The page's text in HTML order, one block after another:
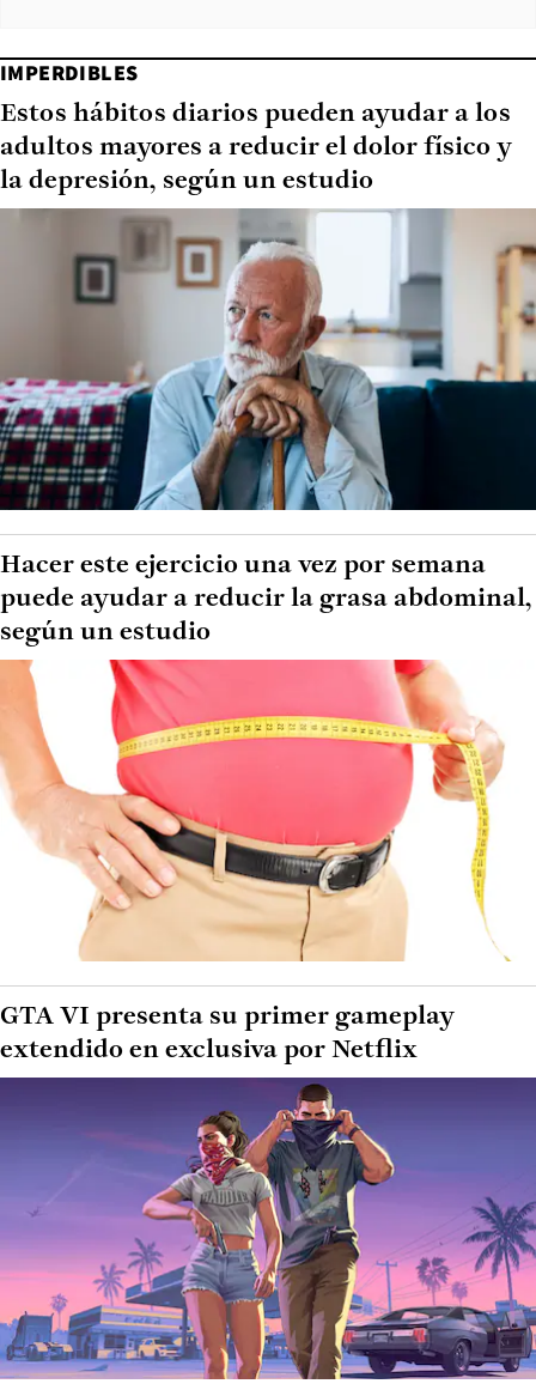
IMPERDIBLES
Estos hábitos diarios pueden ayudar a los
adultos mayores a reducir el dolor físico y
la depresión, según un estudio
Hacer este ejercicio una vez por semana
puede ayudar a reducir la grasa abdominal,
según un estudio
GTA VI presenta su primer gameplay
extendido en exclusiva por Netflix